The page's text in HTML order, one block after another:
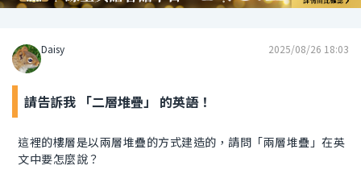
Daisy 2025/08/26 18:03
請告訴我 「二層堆疊」 的英語！
這裡的樓層是以兩層堆疊的方式建造的，請問「兩層堆疊」在英
文中要怎麼說？